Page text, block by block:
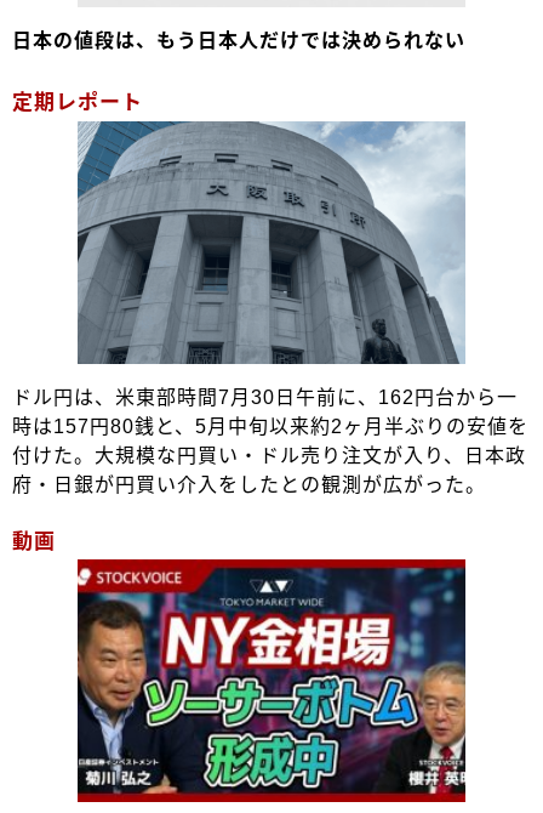
日本の値段は、もう日本人だけでは決められない
定期レポート
ドル円は、米東部時間7月30日午前に、162円台から一
時は157円80銭と、5月中旬以来約2ヶ月半ぶりの安値を
付けた。大規模な円買い・ドル売り注文が入り、日本政
府・日銀が円買い介入をしたとの観測が広がった。
動画